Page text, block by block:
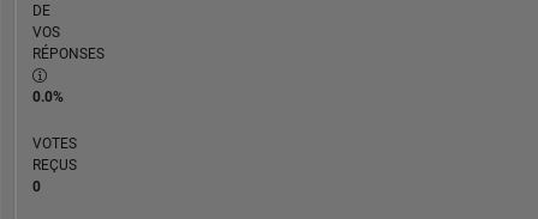
DE
VOS
RÉPONSES
0.0%
VOTES
REÇUS
0